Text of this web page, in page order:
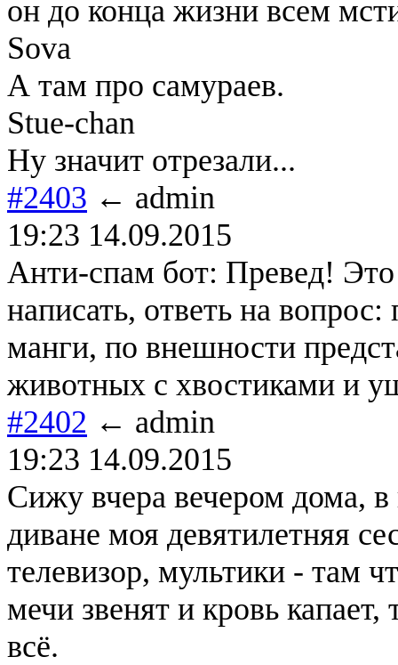
он до конца жизни всем
Sova
А там про самураев.
Stue-chan
Ну значит отрезали...
#2403 ← admin
19:23 14.09.2015
Анти-спам бот: Превед!
написать, ответь на
манги, по внешности
животных с хвостиками и
#2402 ← admin
19:23 14.09.2015
Сижу вчера вечером дома,
диване моя девятилетняя
телевизор, мультики - там
мечи звенят и кровь
всё.